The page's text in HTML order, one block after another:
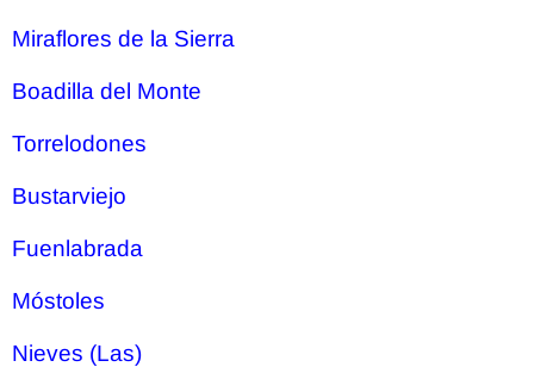
Miraflores de la Sierra
Boadilla del Monte
Torrelodones
Bustarviejo
Fuenlabrada
Móstoles
Nieves (Las)